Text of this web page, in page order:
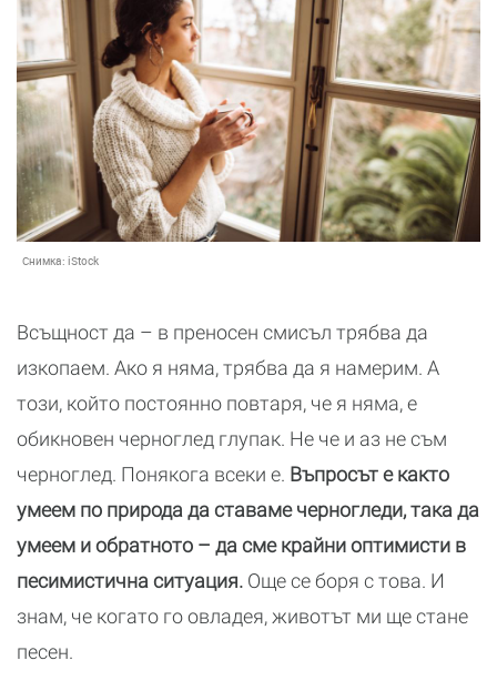
Снимка: iStock
Всъщност да – в преносен смисъл трябва да
изкопаем. Ако я няма, трябва да я намерим. А
този, който постоянно повтаря, че я няма, е
обикновен черноглед глупак. Не че и аз не съм
черноглед. Понякога всеки е. Въпросът е както
умеем по природа да ставаме черногледи, така да
умеем и обратното – да сме крайни оптимисти в
песимистична ситуация. Още се боря с това. И
знам, че когато го овладея, животът ми ще стане
песен.